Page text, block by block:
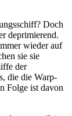
Doch
deprimierend.
wieder auf
sie sie
der
die die Warp-
Folge ist davon